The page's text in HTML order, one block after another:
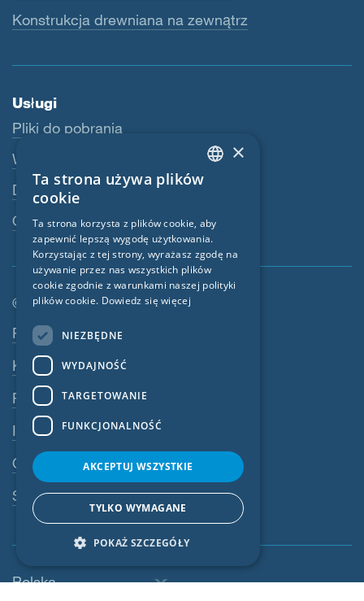
Konstrukcja drewniana na zewnątrz
Usługi
Pliki do pobrania
Webshop
Dealerzy
Osoba kontaktowa
© SIGA 2026
Nawigacja w stopce
Praca
Kontakt
Polityka prywatności
Impressum
OWU
System ostrzegania
Polska
ENGLISH
FRENCH
CZECH
ITALIAN
NORWEGIAN
×
Ta strona używa plików
cookie
Ta strona korzysta z plików cookie, aby
zapewnić lepszą wygodę użytkowania.
Korzystając z tej strony, wyrażasz zgodę na
używanie przez nas wszystkich plików
cookie zgodnie z warunkami naszej polityki
plików cookie. Dowiedz się więcej
NIEZBĘDNE
WYDAJNOŚĆ
TARGETOWANIE
FUNKCJONALNOŚĆ
AKCEPTUJ WSZYSTKIE
TYLKO WYMAGANE
POKAŻ SZCZEGÓŁY